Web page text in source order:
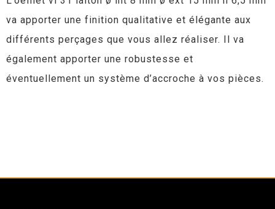
va apporter une finition qualitative et élégante aux
différents perçages que vous allez réaliser. Il va
également apporter une robustesse et
éventuellement un système d’accroche à vos pièces.